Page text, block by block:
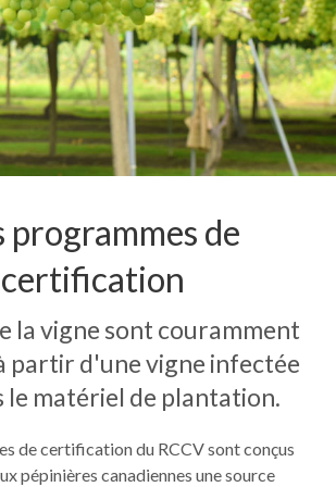
programmes de
certification
la vigne sont couramment
partir d'une vigne infectée
le matériel de plantation.
de certification du RCCV sont conçus
pépinières canadiennes une source